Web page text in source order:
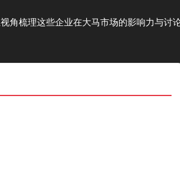
角梳理这些企业在大马市场的影响力与讨